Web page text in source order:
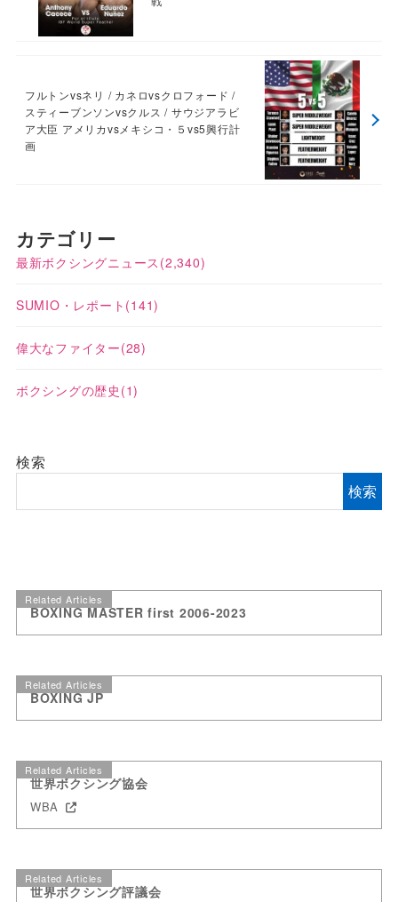
フルトンvsネリ / カネロvsクロフォード /
スティーブンソンvsクルス / サウジアラビ
ア大臣 アメリカvsメキシコ・５vs5興行計
画
カテゴリー
最新ボクシングニュース (2,340)
SUMIO・レポート (141)
偉大なファイター(28)
ボクシングの歴史 (1)
検索
検索
Related Articles
BOXING MASTER first 2006-2023
Related Articles
BOXING JP
Related Articles
世界ボクシング協会
WBA
Related Articles
世界ボクシング評議会